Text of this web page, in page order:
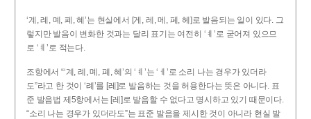
‘계, 례, 몌, 폐, 혜’는 현실에서 [게, 레, 메, 페, 헤]로 발음되는 일이 있다. 그
렇지만 발음이 변화한 것과는 달리 표기는 여전히 ‘ㅖ’로 굳어져 있으므
로 ‘ㅖ’로 적는다.
조항에서 “‘계, 례, 몌, 폐, 혜’의 ‘ㅖ’는 ‘ㅔ’로 소리 나는 경우가 있더라
도”라고 한 것이 ‘례’를 [레]로 발음하는 것을 허용한다는 뜻은 아니다. 표
준 발음법 제5항에서는 [레]로 발음할 수 없다고 명시하고 있기 때문이다.
“소리 나는 경우가 있더라도”는 표준 발음을 제시한 것이 아니라 현실 발